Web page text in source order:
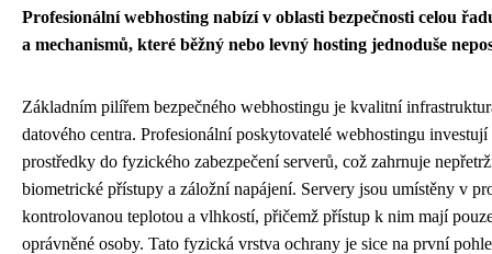
Profesionální webhosting nabízí v oblasti bezpečnosti celou
a mechanismů, které běžný nebo levný hosting jednoduše
Základním pilířem bezpečného webhostingu je kvalitní
datového centra. Profesionální poskytovatelé webhostingu investují
prostředky do fyzického zabezpečení serverů, což zahrnuje
biometrické přístupy a záložní napájení. Servery jsou umístěny v
kontrolovanou teplotou a vlhkostí, přičemž přístup k nim mají
oprávněné osoby. Tato fyzická vrstva ochrany je sice na první